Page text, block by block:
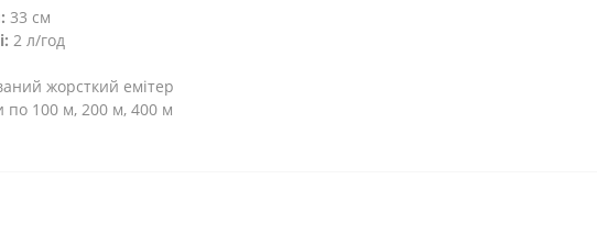
33 см
2 л/год
жорсткий емітер
по 100 м, 200 м, 400 м